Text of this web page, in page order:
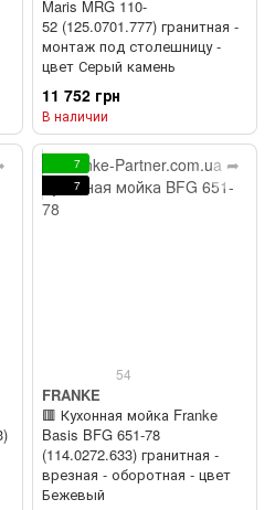
Maris MRG 110-
52 (125.0701.777) гранитная -
монтаж под столешницу -
цвет Серый камень
11 752 грн
В наличии
7
7
54
FRANKE
🟥 Кухонная мойка Franke
Basis BFG 651-78
(114.0272.633) гранитная -
врезная - оборотная - цвет
Бежевый